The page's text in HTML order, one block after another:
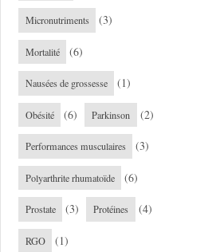
Micronutriments (3)
Mortalité (6)
Nausées de grossesse (1)
Obésité (6) Parkinson (2)
Performances musculaires (3)
Polyarthrite rhumatoïde (6)
Prostate (3) Protéines (4)
RGO (1)